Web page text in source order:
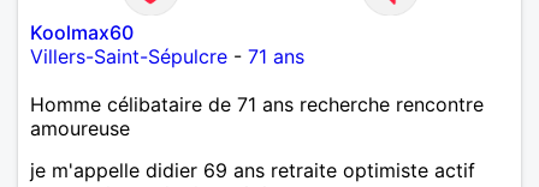
Koolmax60
Villers-Saint-Sépulcre - 71 ans
Homme célibataire de 71 ans recherche rencontre
amoureuse
je m'appelle didier 69 ans retraite optimiste actif